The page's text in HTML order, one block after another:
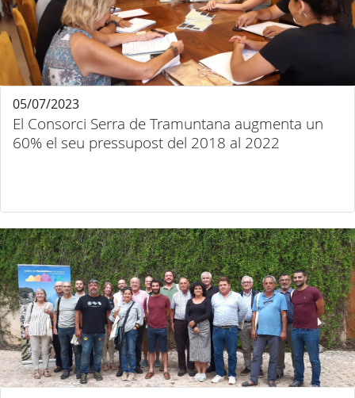
El Consorci Serra de Tramuntana augmenta un
60% el seu pressupost del 2018 al 2022
05/07/2023